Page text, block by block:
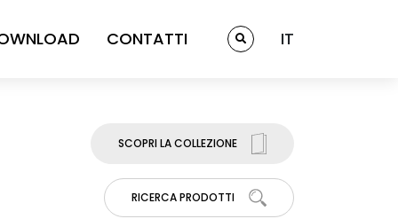
CONTATTI IT
SCOPRI LA COLLEZIONE
RICERCA PRODOTTI